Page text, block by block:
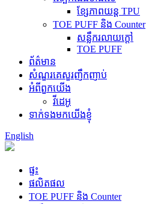
ខ្សែភាពយន្ត TPU
TOE PUFF និង Counter
សន្លឹករលាយក្តៅ
TOE PUFF
ព័ត៌មាន
សំណួរគេសួរញឹកញាប់
អំពីពួកយើង
វីដេអូ
ទាក់ទងមកយើងខ្ញុំ
English
ផ្ទះ
ផលិតផល
TOE PUFF និង Counter